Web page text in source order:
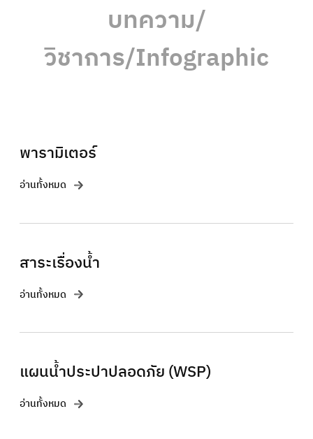
บทความ/
วิชาการ/Infographic
พารามิเตอร์
อ่านทั้งหมด
สาระเรื่องน้ำ
อ่านทั้งหมด
แผนน้ำประปาปลอดภัย (WSP)
อ่านทั้งหมด